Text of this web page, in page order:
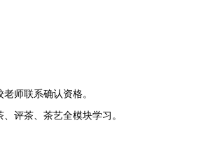
老师联系确认资格‌。
评茶、茶艺全模块学习 ‌。